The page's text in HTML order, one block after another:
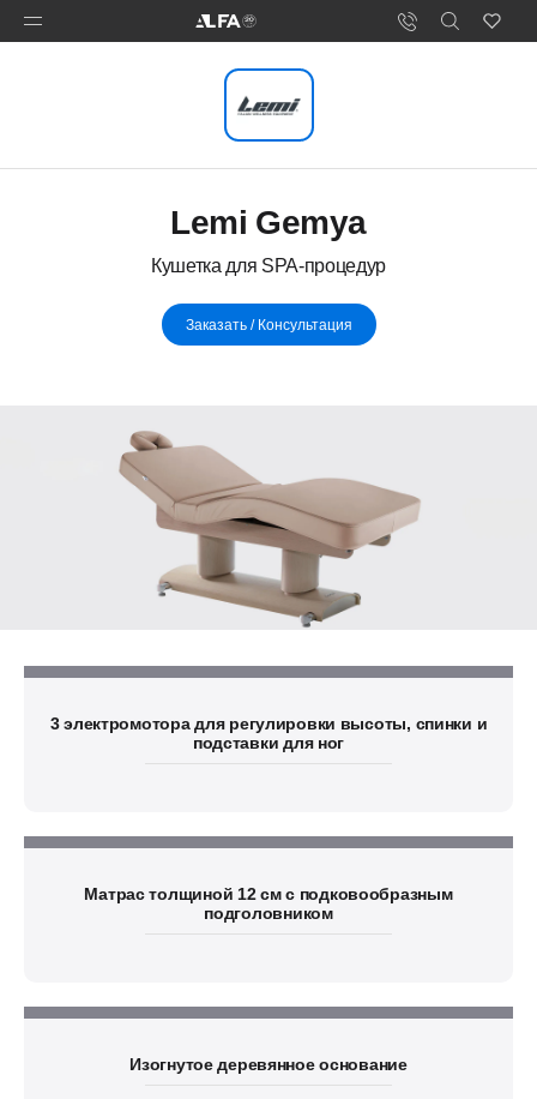
Lemi Gemya
Кушетка для SPA-процедур
Заказать / Консультация
3 электромотора для регулировки высоты, спинки и
подставки для ног
Матрас толщиной 12 см с подковообразным
подголовником
Изогнутое деревянное основание